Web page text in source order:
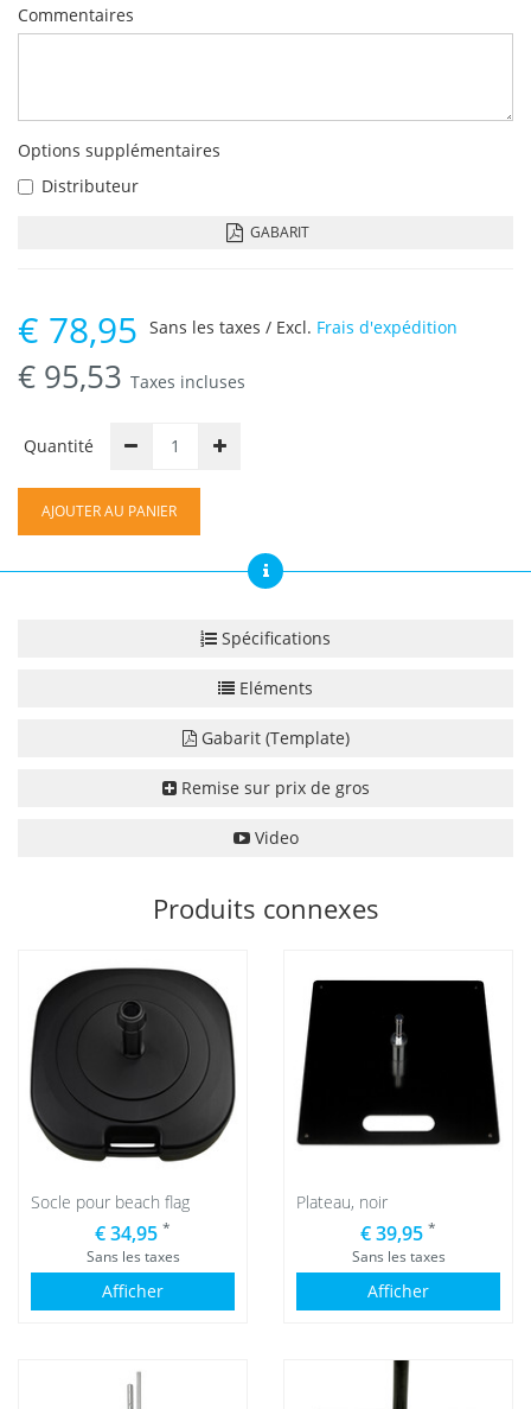
Commentaires
Options supplémentaires
Distributeur
GABARIT
€ 78,95
€ 95,53 Taxes incluses
Sans les taxes / Excl. Frais d'expédition
Quantité
AJOUTER AU PANIER
Spécifications
Eléments
Gabarit (Template)
Remise sur prix de gros
Video
Produits connexes
Socle pour beach flag
€ 34,95 *
Sans les taxes
Afficher
Plateau, noir
€ 39,95 *
Sans les taxes
Afficher